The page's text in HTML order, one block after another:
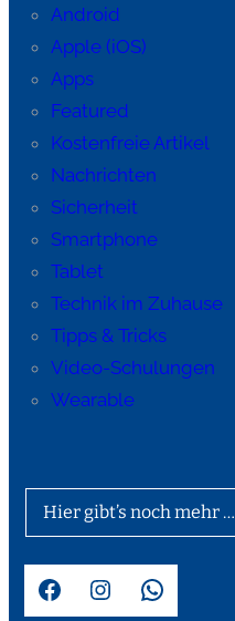
Android
Apple (iOS)
Apps
Featured
Kostenfreie Artikel
Nachrichten
Sicherheit
Smartphone
Tablet
Technik im Zuhause
Tipps & Tricks
Video-Schulungen
Wearable
Hier gibt’s noch mehr …
Facebook Instagram WhatsApp